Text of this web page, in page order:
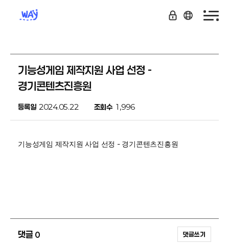
기능성게임 제작지원 사업 선정 -
경기콘텐츠진흥원
등록일 2024.05.22 조회수 1,996
기능성게임 제작지원 사업 선정 - 경기콘텐츠진흥원
댓글 0 댓글쓰기